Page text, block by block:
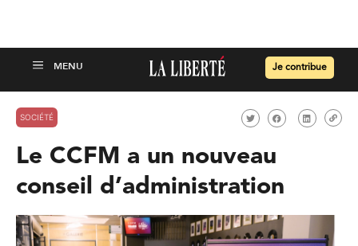
Je contribue
SOCIÉTÉ
Le CCFM a un nouveau
conseil d’administration